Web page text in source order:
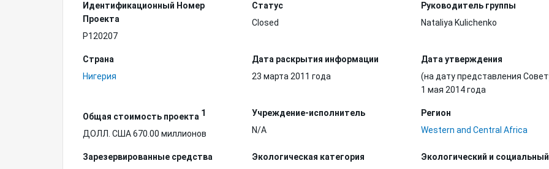
Идентификационный Hомер
Проекта
P120207
Статус
Closed
Руководитель группы
Nataliya Kulichenko
Страна
Нигерия
Дата раскрытия информации
23 марта 2011 года
Дата утверждения
(на дату представления
1 мая 2014 года
Общая стоимость проекта 1
ДОЛЛ. США 670.00 миллионов
Учреждение-исполнитель
N/A
Регион
Western and Central Africa
Зарезервированные средства
Экологическая категория
Экологический и